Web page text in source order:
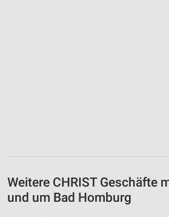
Weitere CHRIST Geschäfte
und um Bad Homburg